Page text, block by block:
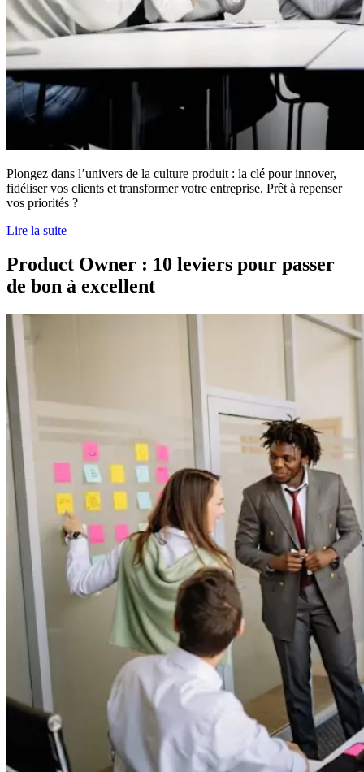
Plongez dans l’univers de la culture produit : la clé pour innover,
fidéliser vos clients et transformer votre entreprise. Prêt à repenser
vos priorités ?
Lire la suite
Product Owner : 10 leviers pour passer
de bon à excellent